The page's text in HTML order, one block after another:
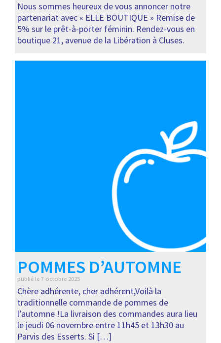
Nous sommes heureux de vous annoncer notre
partenariat avec « ELLE BOUTIQUE » Remise de
5% sur le prêt-à-porter féminin. Rendez-vous en
boutique 21, avenue de la Libération à Cluses.
POMMES D’AUTOMNE
publié le 7 octobre 2025
Chère adhérente, cher adhérent,Voilà la
traditionnelle commande de pommes de
l’automne !La livraison des commandes aura lieu
le jeudi 06 novembre entre 11h45 et 13h30 au
Parvis des Esserts. Si […]